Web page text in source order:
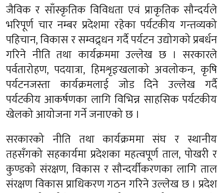
जैविक र साँस्कृतिक विविधता एवं प्राकृतिक सौन्दर्यले
भरिपूर्ण चार नम्बर प्रदेशमा रहेका पर्यटकीय गन्तव्यको
पहिचान, विकास र सम्वद्र्धन गर्दै पर्यटन उद्योगको प्रबर्धन
गरिने नीति तथा कार्यक्रममा उल्लेख छ । सरकारले
पर्वतारोहण, पदयात्रा, हिमशृङ्खलाको अवलोकन, कृषि
पर्यटनजस्ता कार्यक्रमलाई जोड दिने उल्लेख गर्दै
पर्यटकीय आकर्षणका लागि विभिन्न साहसिक पर्यटकीय
खेलको आयोजना गर्ने जनाएको छ ।
सरकारको नीति तथा कार्यक्रममा संघ र स्थानीय
तहसँगको सहकार्यमा प्रदेशका महत्वपूर्ण ताल, पोखरी र
कुण्डको संरक्षण, विकास र सौन्दर्यीकरणका लागि ताल
संरक्षण विकास प्राधिकरण गठन गरिने उल्लेख छ । प्रदेश